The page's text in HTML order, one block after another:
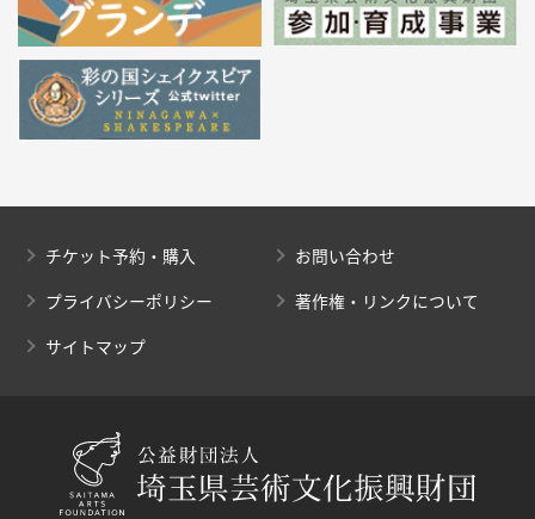
チケット予約・購入
お問い合わせ
プライバシーポリシー
著作権・リンクについて
サイトマップ